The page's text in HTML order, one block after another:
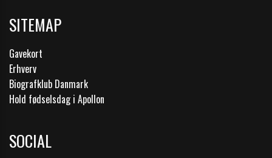
SITEMAP
Gavekort
Erhverv
Biografklub Danmark
Hold fødselsdag i Apollon
SOCIAL